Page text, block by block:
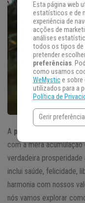
A prosperidade
com a mera
verdadeira prosperidade
inclui saúde, felicidade,
harmonia com nossos
nós vamos explorar
Esta página web
estatísticos e de
experiência de
acções de
análises
todos os tipos de
pretender
preferências.
como usamos
WeMystice sobre
utilizados para a
Política de
Gerir